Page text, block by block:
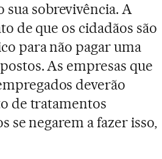
sobrevivência. A
de que os cidadãos são
para não pagar uma
As empresas que
deverão
de tratamentos
se negarem a fazer isso,